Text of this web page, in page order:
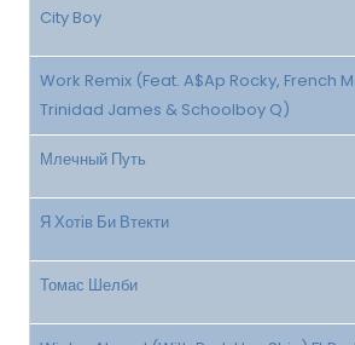
City Boy
Work Remix (Feat. A$Ap Rocky, French
Trinidad James & Schoolboy Q)
Млечный Путь
Я Хотів Би Втекти
Томас Шелби